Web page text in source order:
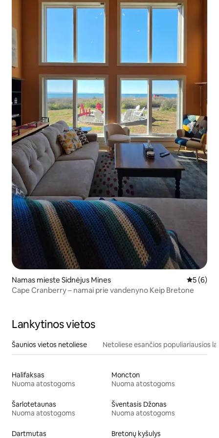
Namas mieste Sidnėjus Mines Vidutinis
5 (6)
Cape Cranberry – namai prie vandenyno Keip Bretone
Lankytinos vietos
Šaunios vietos netoliese Netoliese esančios populiariausios
Halifaksas
Nuoma atostogoms
Moncton
Nuoma atostogoms
Šarlotetaunas
Nuoma atostogoms
Šventasis Džonas
Nuoma atostogoms
Dartmutas Bretonų kyšulys